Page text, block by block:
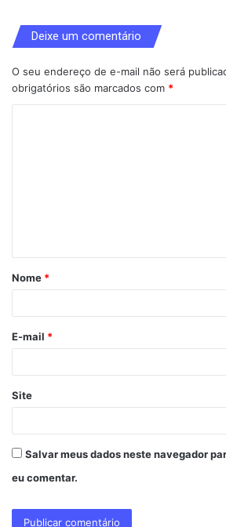
Deixe um comentário
O seu endereço de e-mail não será
obrigatórios são marcados com *
á
r
*
Nome *
E-mail *
Site
Salvar meus dados neste navegador
eu comentar.